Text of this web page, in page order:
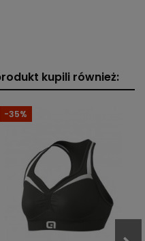
kupili również:
-35%